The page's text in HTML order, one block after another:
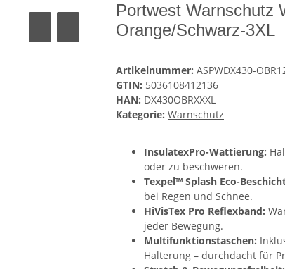
Portwest Warnschutz
Orange/Schwarz-3XL
Artikelnummer: ASPWDX430-
GTIN: 5036108412136
HAN: DX430OBRXXXL
Kategorie: Warnschutz
InsulatexPro-Wattierung:
oder zu beschweren.
Texpel™ Splash Eco-
bei Regen und Schnee.
HiVisTex Pro Reflexband:
jeder Bewegung.
Multifunktionstaschen:
Halterung – durchdacht für